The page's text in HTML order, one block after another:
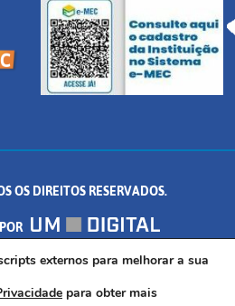
ferramentas
OS DIREITOS RESERVADOS.
- PALMEIRAS, FORMIGA/MG - CEP:
35.574.530
externos para melhorar a sua
para obter mais